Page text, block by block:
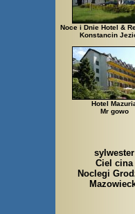
Noce i Dnie Hotel &
Konstancin
Hotel
Mr gowo
sylwester
Ciel cina
Noclegi